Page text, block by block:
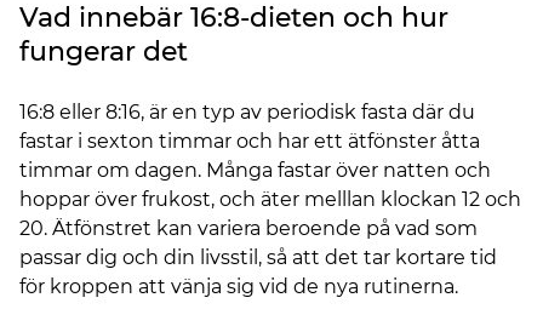
Vad innebär 16:8-dieten och hur
fungerar det
16:8 eller 8:16, är en typ av periodisk fasta där du
fastar i sexton timmar och har ett ätfönster åtta
timmar om dagen. Många fastar över natten och
hoppar över frukost, och äter melllan klockan 12 och
20. Ätfönstret kan variera beroende på vad som
passar dig och din livsstil, så att det tar kortare tid
för kroppen att vänja sig vid de nya rutinerna.